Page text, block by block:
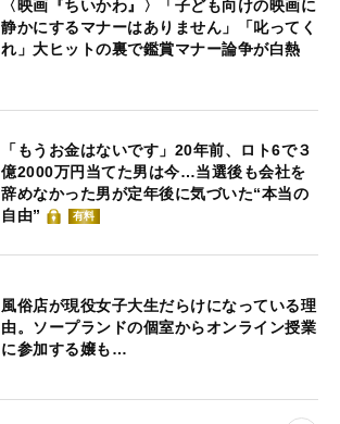
〈映画『ちいかわ』〉「子ども向けの映画に
静かにするマナーはありません」「叱ってく
れ」大ヒットの裏で鑑賞マナー論争が白熱
「もうお金はないです」20年前、ロト6で３
億2000万円当てた男は今…当選後も会社を
辞めなかった男が定年後に気づいた“本当の
自由”
有料
風俗店が現役女子大生だらけになっている理
由。ソープランドの個室からオンライン授業
に参加する嬢も…